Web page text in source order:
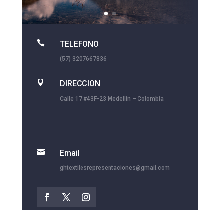
 TELEFONO
(57) 3207667836
 DIRECCION
Calle 17 #43F-23 Medellin – Colombia
 Email
ghtextilesrepresentaciones@gmail.com